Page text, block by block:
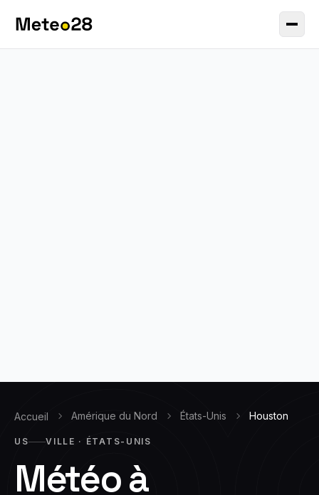
Accueil Amérique du Nord États-Unis Houston
US VILLE · ÉTATS-UNIS
Météo à